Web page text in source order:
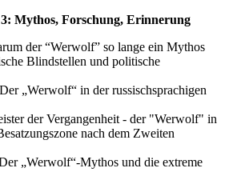
Mythos, Forschung, Erinnerung
der “Werwolf” so lange ein Mythos
Blindstellen und politische
„Werwolf“ in der russischsprachigen
der Vergangenheit - der "Werwolf" in
nach dem Zweiten
„Werwolf“-Mythos und die extreme